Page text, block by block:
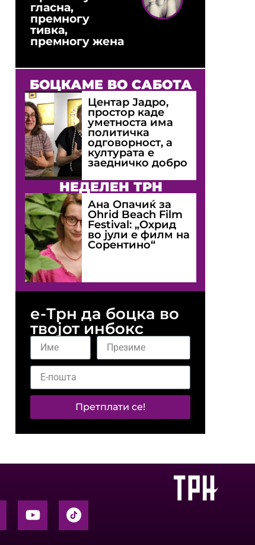
гласна,
премногу
тивка,
премногу жена
БОЦКАМЕ ВО САБОТА
Центар Јадро,
простор каде
уметноста има
политичка
одговорност, а
културата е
заедничко добро
НЕДЕЛЕН ТРН
Ана Опачиќ за
Оhrid Beach Film
Festival: „Охрид
во јули е филм на
Сорентино“
е-Трн да боцка во
твојот инбокс
Претплати се!